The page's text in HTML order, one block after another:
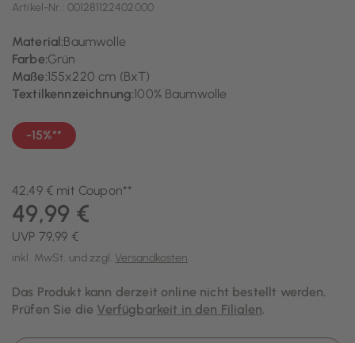
Artikel-Nr.: 001281122402000
Material:Baumwolle
Farbe:Grün
Maße:155x220 cm (BxT)
Textilkennzeichnung:100% Baumwolle
-15%**
42,49 € mit Coupon**
UVP 79,99 €
49,99 €
inkl. MwSt. und zzgl. Versandkosten
Das Produkt kann derzeit online nicht bestellt werden.
Prüfen Sie die Verfügbarkeit in den Filialen.